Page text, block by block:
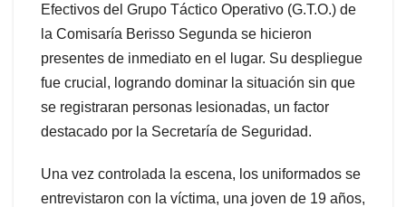
Efectivos del Grupo Táctico Operativo (G.T.O.) de
la Comisaría Berisso Segunda se hicieron
presentes de inmediato en el lugar. Su despliegue
fue crucial, logrando dominar la situación sin que
se registraran personas lesionadas, un factor
destacado por la Secretaría de Seguridad.
Una vez controlada la escena, los uniformados se
entrevistaron con la víctima, una joven de 19 años,